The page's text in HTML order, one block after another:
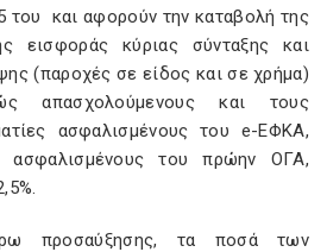
του
και αφορούν την καταβολή της
εισφοράς κύριας σύνταξης και
(παροχές σε είδος και σε χρήμα)
απασχολούμενους και τους
ασφαλισμένους του e-EΦΚΑ,
ασφαλισμένους του πρώην ΟΓΑ,
προσαύξησης, τα ποσά των